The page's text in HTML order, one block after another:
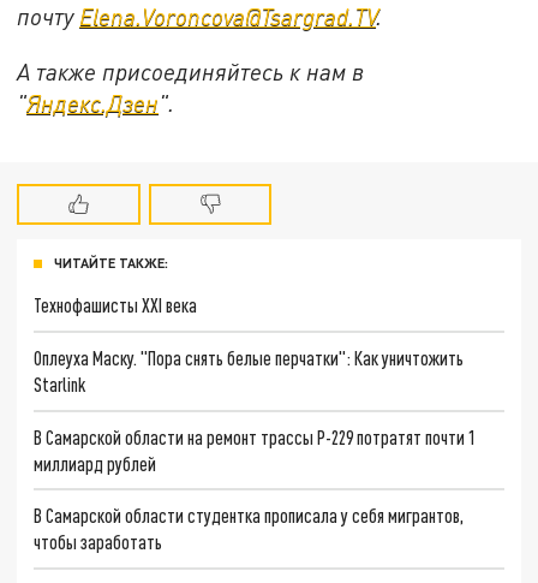
почту Elena.Voroncova@Tsargrad.TV.
А также присоединяйтесь к нам в
"Яндекс.Дзен".
ЧИТАЙТЕ ТАКЖЕ:
Технофашисты XXI века
Оплеуха Маску. "Пора снять белые перчатки": Как уничтожить
Starlink
В Самарской области на ремонт трассы Р-229 потратят почти 1
миллиард рублей
В Самарской области студентка прописала у себя мигрантов,
чтобы заработать